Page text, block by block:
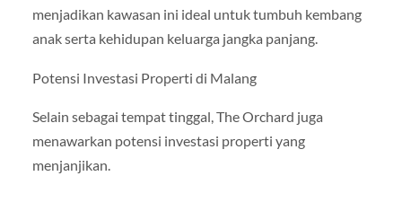
menjadikan kawasan ini ideal untuk tumbuh kembang
anak serta kehidupan keluarga jangka panjang.
Potensi Investasi Properti di Malang
Selain sebagai tempat tinggal, The Orchard juga
menawarkan potensi investasi properti yang
menjanjikan.